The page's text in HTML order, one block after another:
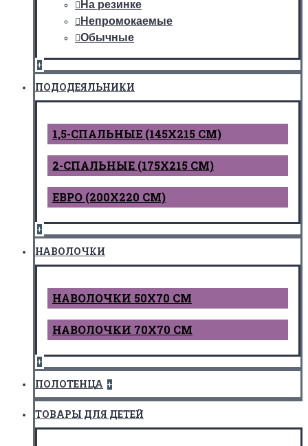
На резинке
Непромокаемые
Обычные
+
ПОДОДЕЯЛЬНИКИ
1,5-СПАЛЬНЫЕ (145Х215 СМ)
2-СПАЛЬНЫЕ (175Х215 СМ)
ЕВРО (200Х220 СМ)
+
НАВОЛОЧКИ
НАВОЛОЧКИ 50Х70 СМ
НАВОЛОЧКИ 70Х70 СМ
+
ПОЛОТЕНЦА +
ТОВАРЫ ДЛЯ ДЕТЕЙ